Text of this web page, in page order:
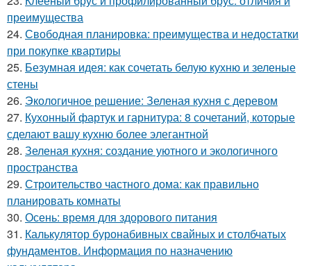
преимущества
24. Свободная планировка: преимущества и недостатки
при покупке квартиры
25. Безумная идея: как сочетать белую кухню и зеленые
стены
26. Экологичное решение: Зеленая кухня с деревом
27. Кухонный фартук и гарнитура: 8 сочетаний, которые
сделают вашу кухню более элегантной
28. Зеленая кухня: создание уютного и экологичного
пространства
29. Строительство частного дома: как правильно
планировать комнаты
30. Осень: время для здорового питания
31. Калькулятор буронабивных свайных и столбчатых
фундаментов. Информация по назначению